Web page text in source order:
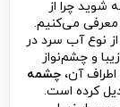
شوید چرا از
معرفی می‌کنیم.
نوع آب سرد در
و چشم‌نواز
آن، چشمه
کرده است.